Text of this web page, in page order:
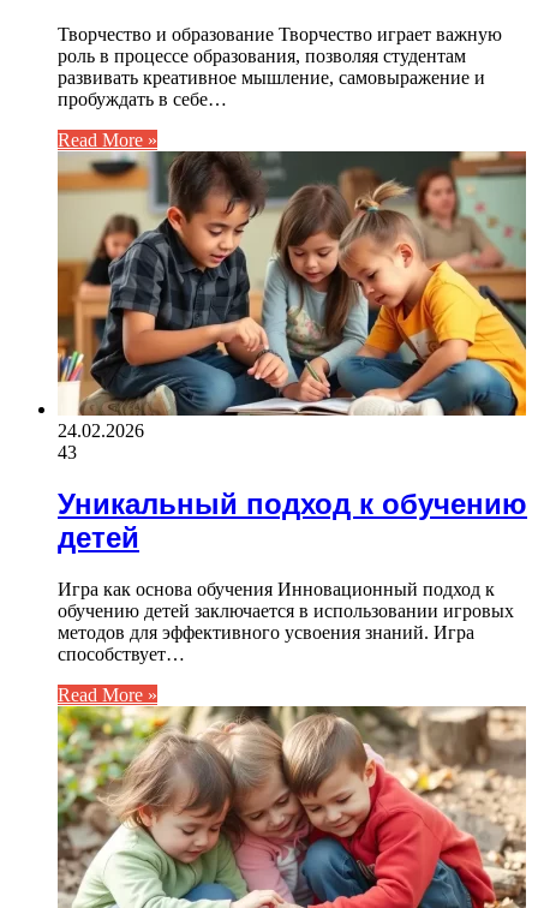
Творчество и образование Творчество играет важную
роль в процессе образования, позволяя студентам
развивать креативное мышление, самовыражение и
пробуждать в себе…
Read More »
24.02.2026
43
Уникальный подход к обучению
детей
Игра как основа обучения Инновационный подход к
обучению детей заключается в использовании игровых
методов для эффективного усвоения знаний. Игра
способствует…
Read More »